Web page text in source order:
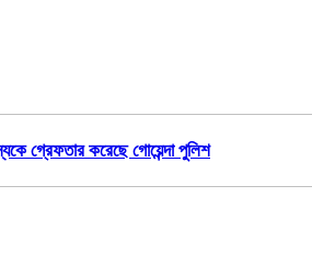
গ্রেফতার করেছে গোয়েন্দা পুলিশ